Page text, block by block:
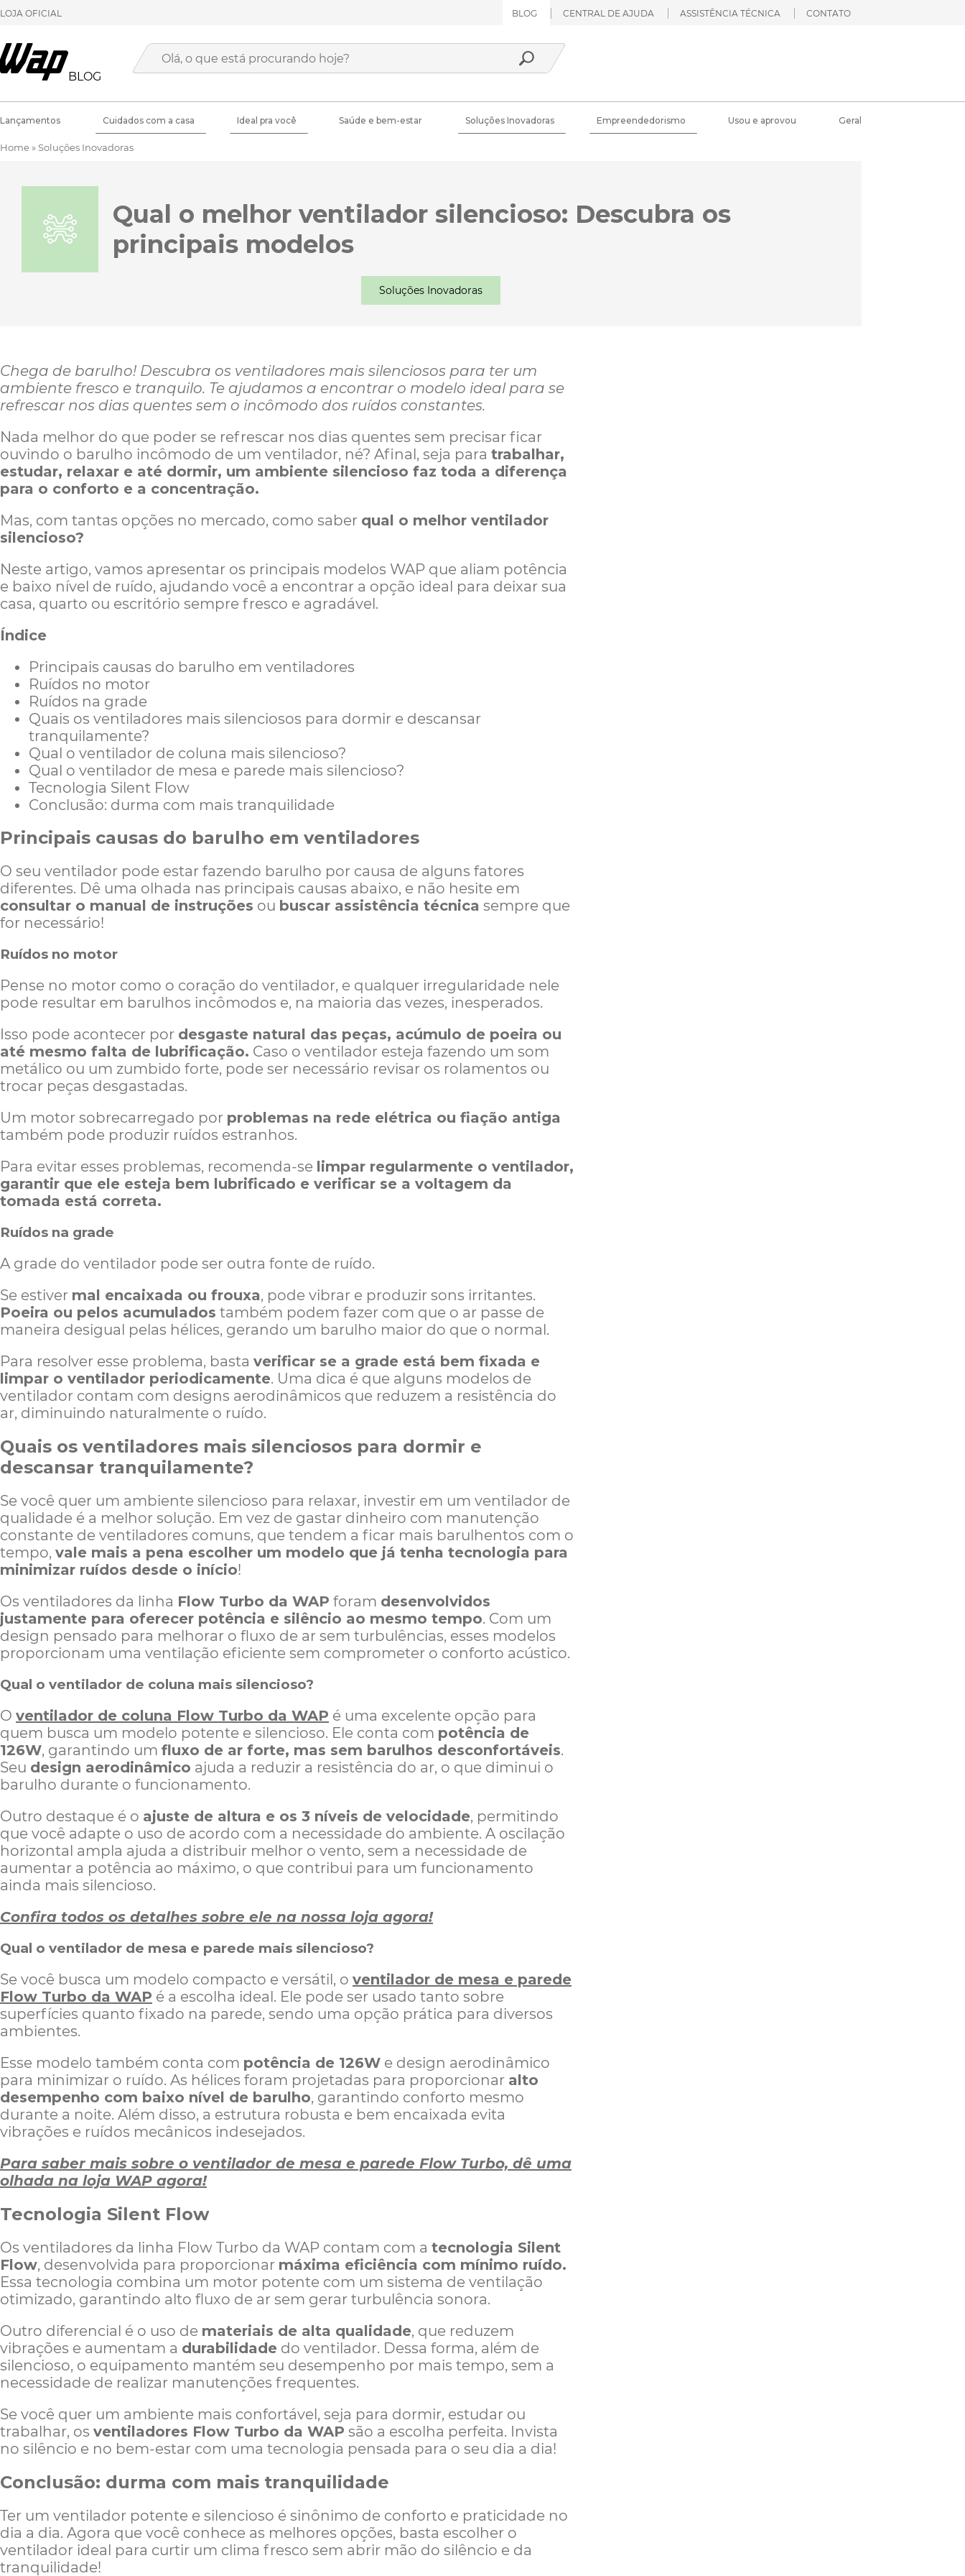
LOJA OFICIAL BLOG CENTRAL DE AJUDA ASSISTÊNCIA TÉCNICA CONTATO
BLOG
Lançamentos Cuidados com a casa Ideal pra você Saúde e bem-estar Soluções Inovadoras Empreendedorismo Usou e aprovou Geral
Home»Soluções Inovadoras
Qual o melhor ventilador silencioso: Descubra os
principais modelos
Soluções Inovadoras
Chega de barulho! Descubra os ventiladores mais silenciosos para ter um
ambiente fresco e tranquilo. Te ajudamos a encontrar o modelo ideal para se
refrescar nos dias quentes sem o incômodo dos ruídos constantes.
Nada melhor do que poder se refrescar nos dias quentes sem precisar ficar
ouvindo o barulho incômodo de um ventilador, né? Afinal, seja para trabalhar,
estudar, relaxar e até dormir, um ambiente silencioso faz toda a diferença
para o conforto e a concentração.
Mas, com tantas opções no mercado, como saber qual o melhor ventilador
silencioso?
Neste artigo, vamos apresentar os principais modelos WAP que aliam potência
e baixo nível de ruído, ajudando você a encontrar a opção ideal para deixar sua
casa, quarto ou escritório sempre fresco e agradável.
Índice
Principais causas do barulho em ventiladores
Ruídos no motor
Ruídos na grade
Quais os ventiladores mais silenciosos para dormir e descansar
tranquilamente?
Qual o ventilador de coluna mais silencioso?
Qual o ventilador de mesa e parede mais silencioso?
Tecnologia Silent Flow
Conclusão: durma com mais tranquilidade
Principais causas do barulho em ventiladores
O seu ventilador pode estar fazendo barulho por causa de alguns fatores
diferentes. Dê uma olhada nas principais causas abaixo, e não hesite em
consultar o manual de instruções ou buscar assistência técnica sempre que
for necessário!
Ruídos no motor
Pense no motor como o coração do ventilador, e qualquer irregularidade nele
pode resultar em barulhos incômodos e, na maioria das vezes, inesperados.
Isso pode acontecer por desgaste natural das peças, acúmulo de poeira ou
até mesmo falta de lubrificação. Caso o ventilador esteja fazendo um som
metálico ou um zumbido forte, pode ser necessário revisar os rolamentos ou
trocar peças desgastadas.
Um motor sobrecarregado por problemas na rede elétrica ou fiação antiga
também pode produzir ruídos estranhos.
Para evitar esses problemas, recomenda-se limpar regularmente o ventilador,
garantir que ele esteja bem lubrificado e verificar se a voltagem da
tomada está correta.
Ruídos na grade
A grade do ventilador pode ser outra fonte de ruído.
Se estiver mal encaixada ou frouxa, pode vibrar e produzir sons irritantes.
Poeira ou pelos acumulados também podem fazer com que o ar passe de
maneira desigual pelas hélices, gerando um barulho maior do que o normal.
Para resolver esse problema, basta verificar se a grade está bem fixada e
limpar o ventilador periodicamente. Uma dica é que alguns modelos de
ventilador contam com designs aerodinâmicos que reduzem a resistência do
ar, diminuindo naturalmente o ruído.
Quais os ventiladores mais silenciosos para dormir e
descansar tranquilamente?
Se você quer um ambiente silencioso para relaxar, investir em um ventilador de
qualidade é a melhor solução. Em vez de gastar dinheiro com manutenção
constante de ventiladores comuns, que tendem a ficar mais barulhentos com o
tempo, vale mais a pena escolher um modelo que já tenha tecnologia para
minimizar ruídos desde o início!
Os ventiladores da linha Flow Turbo da WAP foram desenvolvidos
justamente para oferecer potência e silêncio ao mesmo tempo. Com um
design pensado para melhorar o fluxo de ar sem turbulências, esses modelos
proporcionam uma ventilação eficiente sem comprometer o conforto acústico.
Qual o ventilador de coluna mais silencioso?
O ventilador de coluna Flow Turbo da WAP é uma excelente opção para
quem busca um modelo potente e silencioso. Ele conta com potência de
126W, garantindo um fluxo de ar forte, mas sem barulhos desconfortáveis.
Seu design aerodinâmico ajuda a reduzir a resistência do ar, o que diminui o
barulho durante o funcionamento.
Outro destaque é o ajuste de altura e os 3 níveis de velocidade, permitindo
que você adapte o uso de acordo com a necessidade do ambiente. A oscilação
horizontal ampla ajuda a distribuir melhor o vento, sem a necessidade de
aumentar a potência ao máximo, o que contribui para um funcionamento
ainda mais silencioso.
Confira todos os detalhes sobre ele na nossa loja agora!
Qual o ventilador de mesa e parede mais silencioso?
Se você busca um modelo compacto e versátil, o ventilador de mesa e parede
Flow Turbo da WAP é a escolha ideal. Ele pode ser usado tanto sobre
superfícies quanto fixado na parede, sendo uma opção prática para diversos
ambientes.
Esse modelo também conta com potência de 126W e design aerodinâmico
para minimizar o ruído. As hélices foram projetadas para proporcionar alto
desempenho com baixo nível de barulho, garantindo conforto mesmo
durante a noite. Além disso, a estrutura robusta e bem encaixada evita
vibrações e ruídos mecânicos indesejados.
Para saber mais sobre o ventilador de mesa e parede Flow Turbo, dê uma
olhada na loja WAP agora!
Tecnologia Silent Flow
Os ventiladores da linha Flow Turbo da WAP contam com a tecnologia Silent
Flow, desenvolvida para proporcionar máxima eficiência com mínimo ruído.
Essa tecnologia combina um motor potente com um sistema de ventilação
otimizado, garantindo alto fluxo de ar sem gerar turbulência sonora.
Outro diferencial é o uso de materiais de alta qualidade, que reduzem
vibrações e aumentam a durabilidade do ventilador. Dessa forma, além de
silencioso, o equipamento mantém seu desempenho por mais tempo, sem a
necessidade de realizar manutenções frequentes.
Se você quer um ambiente mais confortável, seja para dormir, estudar ou
trabalhar, os ventiladores Flow Turbo da WAP são a escolha perfeita. Invista
no silêncio e no bem-estar com uma tecnologia pensada para o seu dia a dia!
Conclusão: durma com mais tranquilidade
Ter um ventilador potente e silencioso é sinônimo de conforto e praticidade no
dia a dia. Agora que você conhece as melhores opções, basta escolher o
ventilador ideal para curtir um clima fresco sem abrir mão do silêncio e da
tranquilidade!